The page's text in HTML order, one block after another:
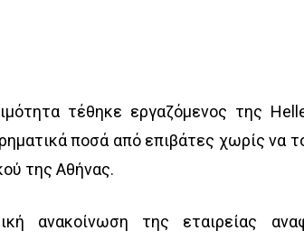
τέθηκε εργαζόμενος της
ποσά από επιβάτες χωρίς να
της Αθήνας.
ανακοίνωση της εταιρείας